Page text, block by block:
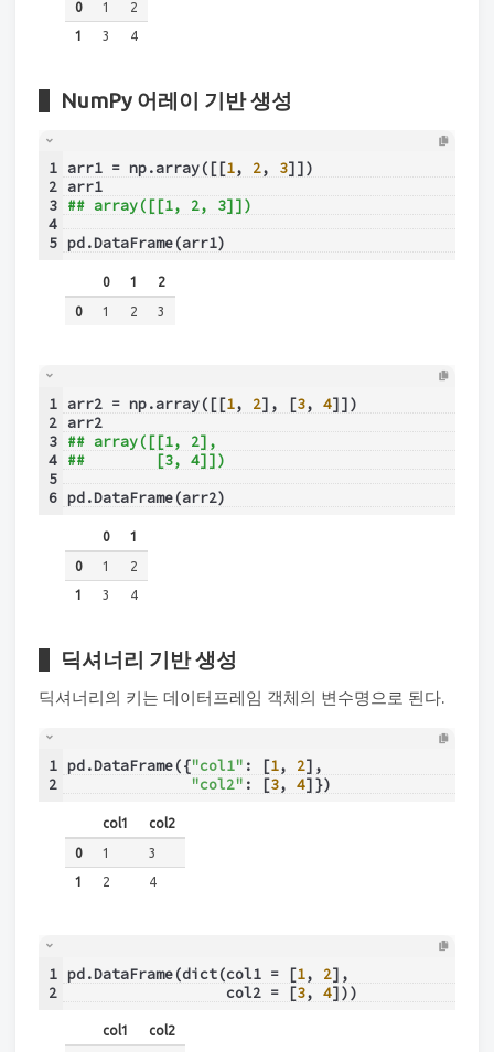
0 1
2
1
3 4
NumPy 어레이 기반 생성
1
2
3
4
5
arr1 = np.array([[1, 2, 3]])
arr1
## array([[1, 2, 3]])
pd.DataFrame(arr1)
0 1 2
0 1 2 3
1
2
3
4
5
6
arr2 = np.array([[1, 2], [3, 4]])
arr2
## array([[1, 2],
##        [3, 4]])
pd.DataFrame(arr2)
0 1
0 1
2
1
3 4
딕셔너리 기반 생성
딕셔너리의 키는 데이터프레임 객체의 변수명으로 된다.
1
2
pd.DataFrame({"col1" : [1, 2],
"col2" : [3, 4]})
col1 col2
0 1
3
1
2 4
1
2
pd.DataFrame(dict(col1 = [1, 2],
                  col2 = [
3, 4]))
col1 col2